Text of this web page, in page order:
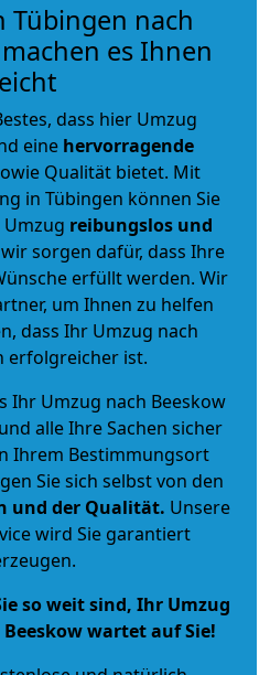
Tübingen nach
es Ihnen
dass hier Umzug
eine hervorragende
Qualität bietet. Mit
in Tübingen können Sie
reibungslos und
sorgen dafür, dass Ihre
erfüllt werden. Wir
um Ihnen zu helfen
dass Ihr Umzug nach
erfolgreicher ist.
Ihr Umzug nach Beeskow
alle Ihre Sachen sicher
Ihrem Bestimmungsort
Sie sich selbst von den
und der Qualität. Unsere
wird Sie garantiert
so weit sind, Ihr Umzug
wartet auf Sie!